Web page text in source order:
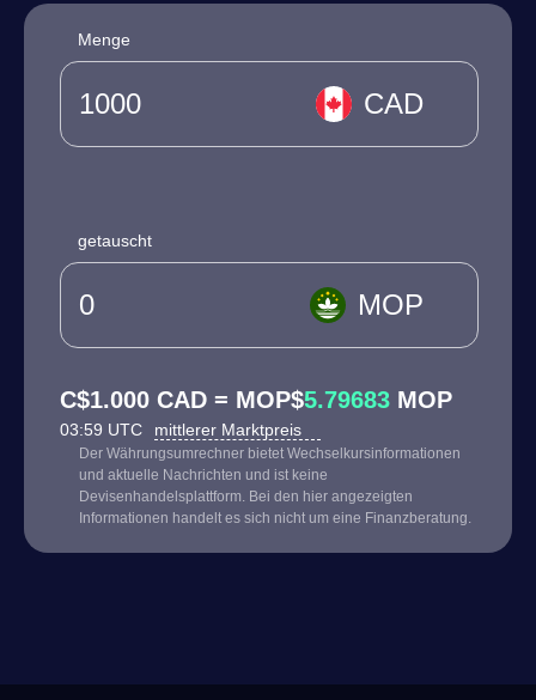
Menge
CAD
getauscht
MOP
C$1.000 CAD = MOP$5.79683 MOP
03:59 UTC mittlerer Marktpreis
Der Währungsumrechner bietet Wechselkursinformationen
und aktuelle Nachrichten und ist keine
Devisenhandelsplattform. Bei den hier angezeigten
Informationen handelt es sich nicht um eine Finanzberatung.